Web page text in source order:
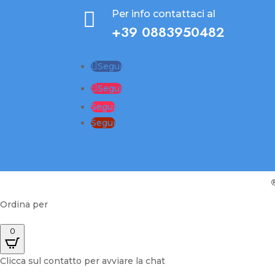
 Per info contattaci al
+39 0883950482
Segui
Segui
Segui
Segui
Ordina per
0
Clicca sul contatto per avviare la chat